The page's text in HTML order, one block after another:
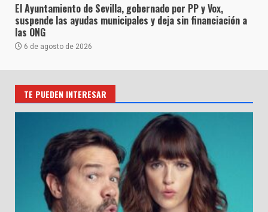
El Ayuntamiento de Sevilla, gobernado por PP y Vox,
suspende las ayudas municipales y deja sin financiación a
las ONG
6 de agosto de 2026
TE PUEDEN INTERESAR